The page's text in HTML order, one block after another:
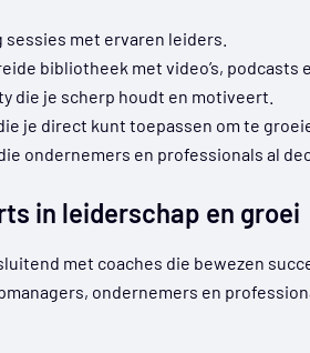
met ervaren leiders.
bibliotheek met video’s, podcasts
die je scherp houdt en motiveert.
je direct kunt toepassen om te
ondernemers en professionals al
in leiderschap en groei
met coaches die bewezen
ondernemers en